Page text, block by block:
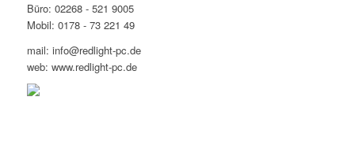
Büro: 02268 - 521 9005
Mobil: 0178 - 73 221 49
mail: info@redlight-pc.de
web: www.redlight-pc.de